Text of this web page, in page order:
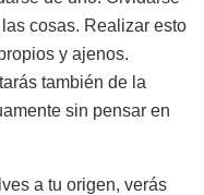
cosas. Realizar esto
y ajenos.
también de la
sin pensar en
a tu origen, verás